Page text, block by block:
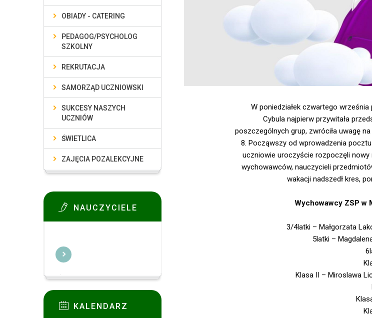
W poniedziałek czwartego
Cybula najpierw przywitała
poszczególnych grup, zwróciła uwagę
8. Począwszy od wprowadzenia
uczniowie uroczyście rozpoczęli nowy
wychowawców, nauczycieli
wakacji nadszedł kres,
Wychowawcy ZSP w
3/4latki – Małgorzata
5latki –
Klasa II – Miroslawa
OBIADY - CATERING
PEDAGOG/PSYCHOLOG
SZKOLNY
REKRUTACJA
SAMORZĄD UCZNIOWSKI
SUKCESY NASZYCH
UCZNIÓW
ŚWIETLICA
ZAJĘCIA POZALEKCYJNE
NAUCZYCIELE
KALENDARZ